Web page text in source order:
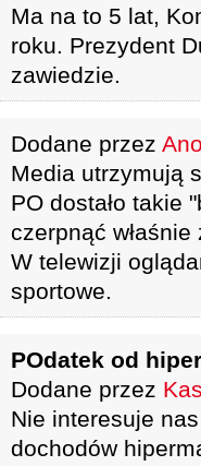
Ma na to 5 lat,
roku. Prezydent
zawiedzie.
Dodane przez
Media utrzymują
PO dostało takie
czerpnąć
W telewizji
sportowe.
POdatek od
Dodane przez
Nie interesuje
dochodów